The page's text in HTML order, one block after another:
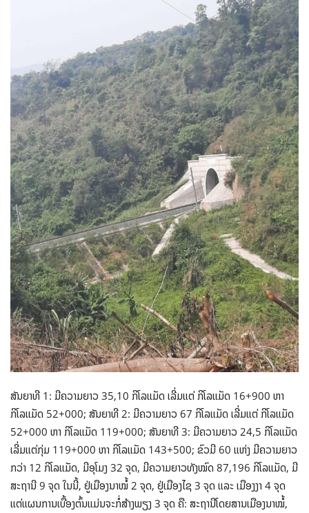
ສັນຍາທີ 1: ມີຄວາມຍາວ 35,10 ກິໂລແມັດ ເລີ່ມແຕ່ ກິໂລແມັດ 16+900 ຫາ
ກິໂລແມັດ 52+000; ສັນຍາທີ 2: ມີຄວາມຍາວ 67 ກິໂລແມັດ ເລີ່ມແຕ່ ກິໂລແມັດ
52+000 ຫາ ກິໂລແມັດ 119+000; ສັນຍາທີ 3: ມີຄວາມຍາວ 24,5 ກິໂລແມັດ
ເລີ່ມແຕ່ກຸ່ມ 119+000 ຫາ ກິໂລແມັດ 143+500; ຂົວມີ 60 ແຫ່ງ ມີຄວາມຍາວ
ກວ່າ 12 ກິໂລແມັດ, ມີອຸໂມງ 32 ຈຸດ, ມີຄວາມຍາວທັງໝົດ 87,196 ກິໂລແມັດ, ມີ
ສະຖານີ 9 ຈຸດ ໃນນີ້, ຢູ່ເມືອງນາໝໍ້ 2 ຈຸດ, ຢູ່ເມືອງໄຊ 3 ຈຸດ ແລະ ເມືອງງາ 4 ຈຸດ
ແຕ່ແຜນການເບື້ອງຕົ້ນແມ່ນຈະກໍ່ສ້າງພຽງ 3 ຈຸດ ຄື: ສະຖານີໂດຍສານເມືອງນາໝໍ້,